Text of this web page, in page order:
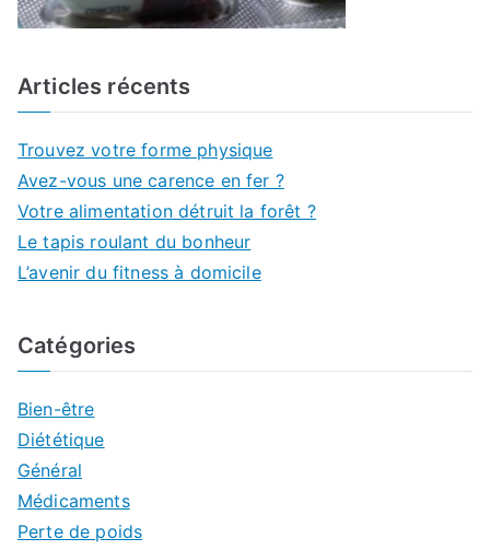
Articles récents
Trouvez votre forme physique
Avez-vous une carence en fer ?
Votre alimentation détruit la forêt ?
Le tapis roulant du bonheur
L’avenir du fitness à domicile
Catégories
Bien-être
Diététique
Général
Médicaments
Perte de poids